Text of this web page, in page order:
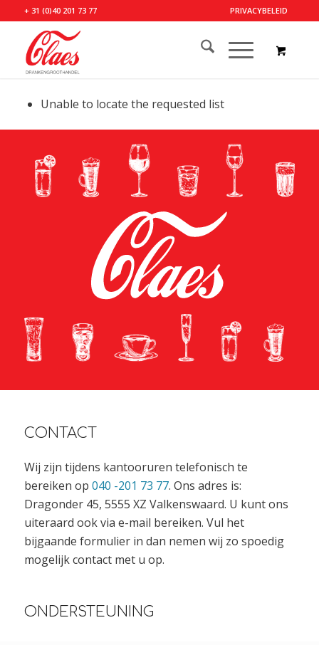
PRIVACYBELEID
+ 31 (0)40 201 73 77
Unable to locate the requested list
CONTACT
Wij zijn tijdens kantooruren telefonisch te
bereiken op 040 -201 73 77. Ons adres is:
Dragonder 45, 5555 XZ Valkenswaard. U kunt ons
uiteraard ook via e-mail bereiken. Vul het
bijgaande formulier in dan nemen wij zo spoedig
mogelijk contact met u op.
ONDERSTEUNING